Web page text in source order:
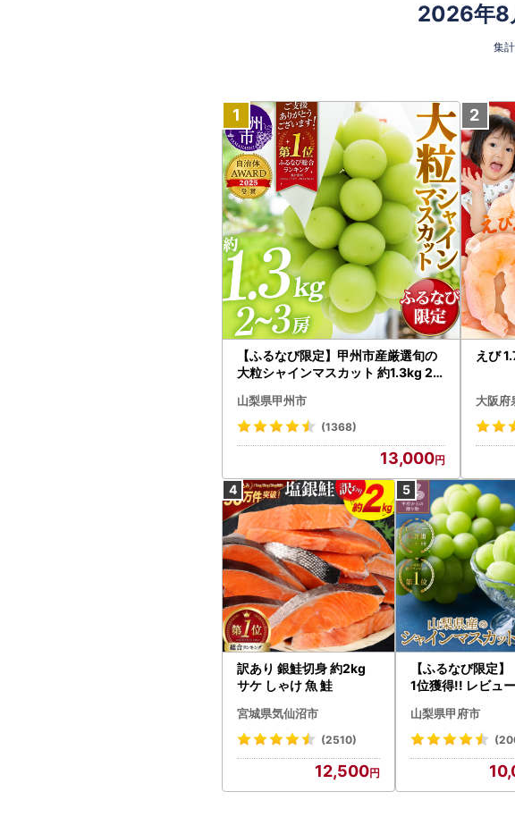
2026年8
集
【ふるなび限定】甲州市産厳選旬の
大粒シャインマスカット 約1.3kg 2
472 FN-Limited-VO シャインマス
カット フルーツ
山梨県甲州市
(1368)
13,000
えび
大阪府
訳あり 銀鮭切身 約2kg
サケ しゃけ 魚 鮭
宮城県気仙沼市
(2510)
12,500
【ふるなび限定
1位獲得!! レビュ
〉山梨県産 シャイ
カット 2～3房（
N-Limited-SP
山梨県甲府市